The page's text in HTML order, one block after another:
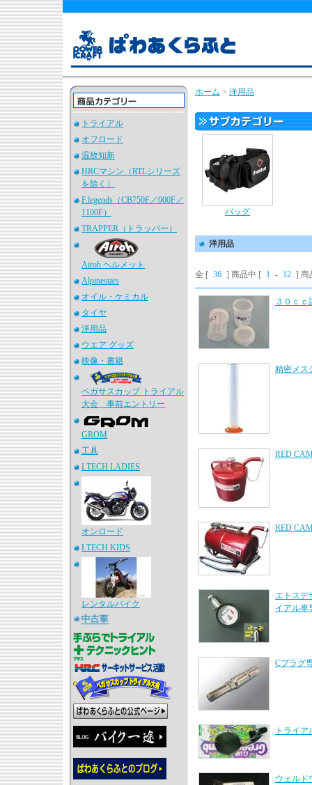
トライアル
オフロード
温故知新
HRCマシン（RTLシリーズ
を除く）
F.legends（CB750F／900F／
1100F）
TRAPPER（トラッパー）
Airoh ヘルメット
Alpinestars
オイル・ケミカル
タイヤ
洋用品
ウエア グッズ
映像・書籍
ペガサスカップ トライアル
大会 事前エントリー
GROM
工具
I.TECH LADIES
オンロード
I.TECH KIDS
レンタルバイク
ホーム > 洋用品
バッグ
洋用品
全 [ 36 ] 商品中 [ 1 - 12 ] 商
３０ｃ
精密メス
RED
RED
エトスデ
イアル車
Cプラグ
トライア
ウェル